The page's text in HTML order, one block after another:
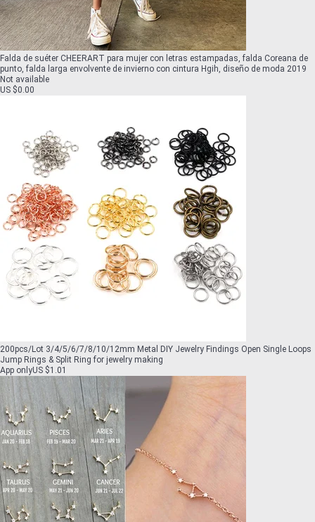
Falda de suéter CHEERART para mujer con letras estampadas, falda Coreana de
punto, falda larga envolvente de invierno con cintura Hgih, diseño de moda 2019
Not available
US $0.00
200pcs/Lot 3/4/5/6/7/8/10/12mm Metal DIY Jewelry Findings Open Single Loops
Jump Rings & Split Ring for jewelry making
App onlyUS $1.01